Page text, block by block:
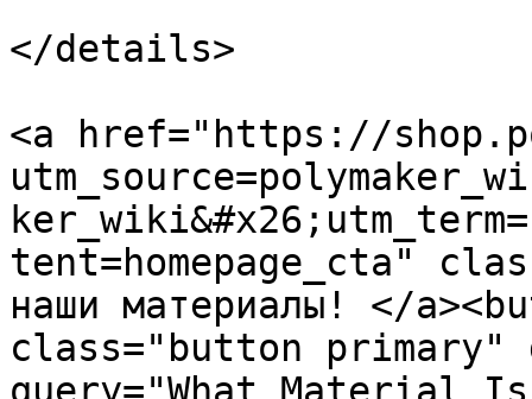
</details>
<a href="https://
tent=homepage_cta"
наши материалы! </
class="button